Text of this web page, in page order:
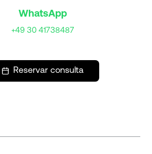
WhatsApp
+49 30 41738487
Reservar consulta